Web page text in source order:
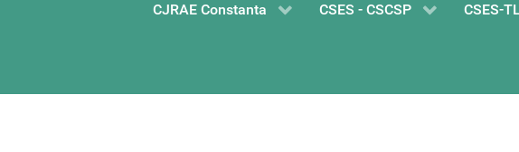
CJRAE Constanta CSES - CSCSP CSES-